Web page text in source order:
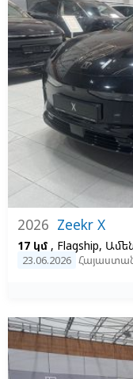
2026 Zeekr X
17 կմ , Flagship,
23.06.2026